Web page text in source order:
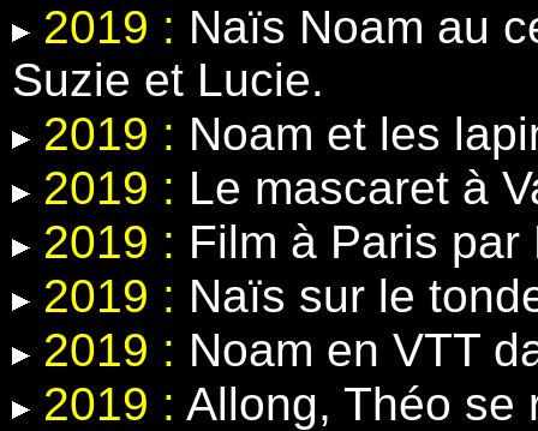
2019 : Naïs Noam au
Suzie et Lucie.
2019 : Noam et les
2019 : Le mascaret à
2019 : Film à Paris par
2019 : Naïs sur le
2019 : Noam en VTT
2019 : Allong, Théo se